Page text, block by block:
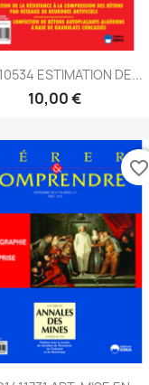
Aperçu rapide
ESTIMATION DE...
10,00 €
favorite_border